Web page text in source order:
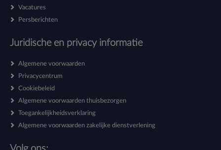
Vacatures
Persberichten
Juridische en privacy informatie
Algemene voorwaarden
Privacycentrum
Cookiebeleid
Algemene voorwaarden thuisbezorgen
Toegankelijkheidsverklaring
Algemene voorwaarden zakelijke dienstverlening